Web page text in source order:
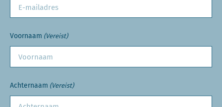
Voornaam (Vereist)
Achternaam (Vereist)